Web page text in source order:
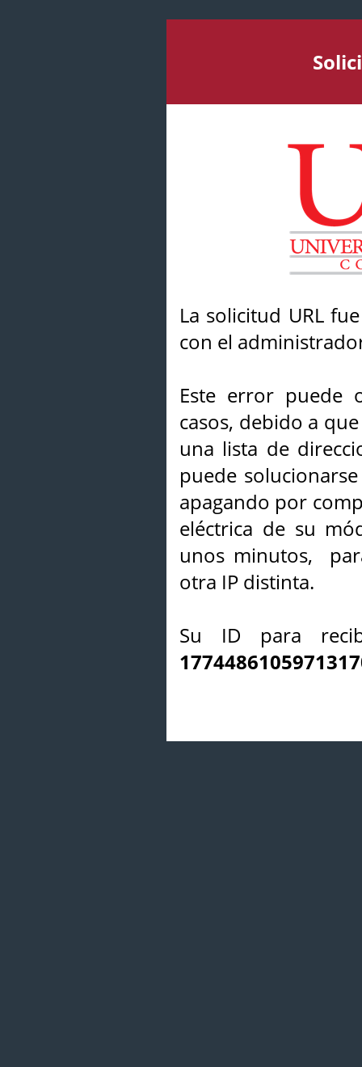
La solicitud URL
con el
Este error puede
casos, debido a
una lista de
puede
apagando por
eléctrica de su
unos minutos,
otra IP distinta.
Su ID para